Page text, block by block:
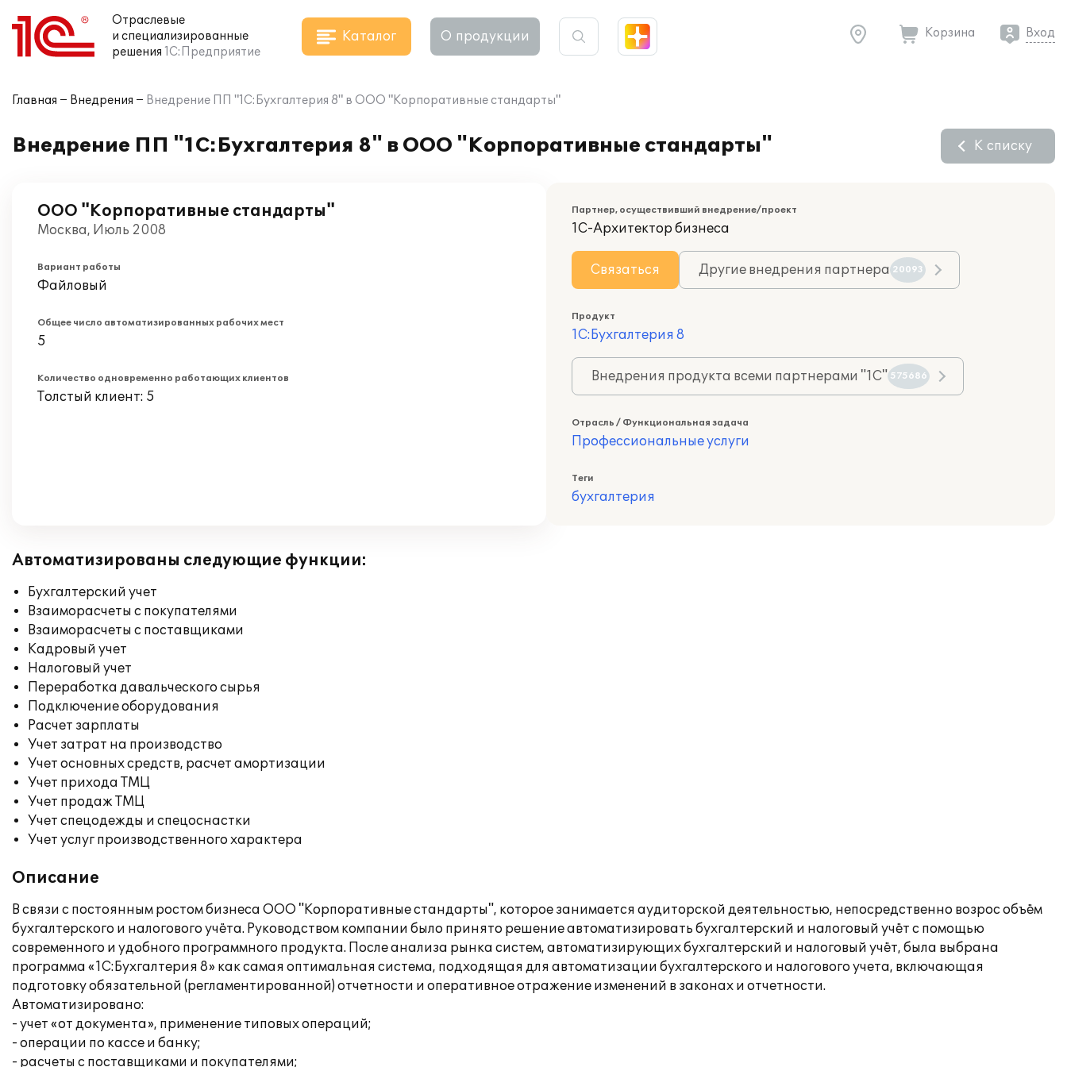
Отраслевые
и специализированные
решения 1С:Предприятие
Каталог О продукции Корзина Вход
Главная Внедрения Внедрение ПП "1С:Бухгалтерия 8" в ООО "Корпоративные стандарты"
Внедрение ПП "1С:Бухгалтерия 8" в ООО "Корпоративные стандарты" К списку
ООО "Корпоративные стандарты"
Москва, Июль 2008
Вариант работы
Файловый
Общее число автоматизированных рабочих мест
5
Количество одновременно работающих клиентов
Толстый клиент: 5
Партнер, осуществивший внедрение/проект
1С-Архитектор бизнеса
Связаться Другие внедрения партнера 20093
Продукт
1С:Бухгалтерия 8
Внедрения продукта всеми партнерами "1С" 575686
Отрасль / Функциональная задача
Профессиональные услуги
Теги
бухгалтерия
Автоматизированы следующие функции:
Бухгалтерский учет
Взаиморасчеты с покупателями
Взаиморасчеты с поставщиками
Кадровый учет
Налоговый учет
Переработка давальческого сырья
Подключение оборудования
Расчет зарплаты
Учет затрат на производство
Учет основных средств, расчет амортизации
Учет прихода ТМЦ
Учет продаж ТМЦ
Учет спецодежды и спецоснастки
Учет услуг производственного характера
Описание
В связи с постоянным ростом бизнеса ООО "Корпоративные стандарты", которое занимается аудиторской деятельностью, непосредственно возрос объём
бухгалтерского и налогового учёта. Руководством компании было принято решение автоматизировать бухгалтерский и налоговый учёт с помощью
современного и удобного программного продукта. После анализа рынка систем, автоматизирующих бухгалтерский и налоговый учёт, была выбрана
программа «1С:Бухгалтерия 8» как самая оптимальная система, подходящая для автоматизации бухгалтерского и налогового учета, включающая
подготовку обязательной (регламентированной) отчетности и оперативное отражение изменений в законах и отчетности.
Автоматизировано:
- учет «от документа», применение типовых операций;
- операции по кассе и банку;
- расчеты с поставщиками и покупателями;